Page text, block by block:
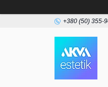
+380 (50) 355-